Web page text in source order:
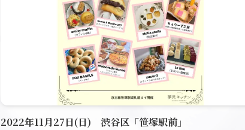
2022年11月27日(日) 渋谷区「笹塚駅前」